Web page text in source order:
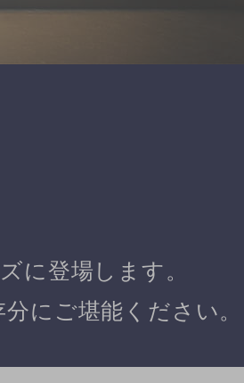
に登場します。
にご堪能ください。